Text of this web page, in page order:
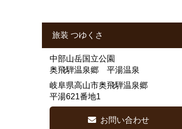
旅装 つゆくさ
中部山岳国立公園
奥飛騨温泉郷 平湯温泉
岐阜県高山市奥飛騨温泉郷
平湯621番地1
お問い合わせ